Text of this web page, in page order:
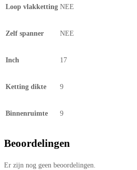
Loop vlakketting NEE
Zelf spanner NEE
Inch 17
Ketting dikte 9
Binnenruimte 9
Beoordelingen
Er zijn nog geen beoordelingen.